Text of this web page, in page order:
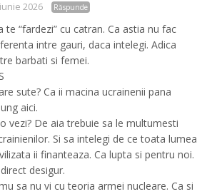
2026 Răspunde
te “fardezi” cu catran. Ca astia nu fac
intre gauri, daca intelegi. Adica
barbati si femei.
sute? Ca ii macina ucrainenii pana
aici.
vezi? De aia trebuie sa le multumesti
Si sa intelegi de ce toata lumea
ii finanteaza. Ca lupta si pentru noi.
desigur.
sa nu vi cu teoria armei nucleare. Ca si